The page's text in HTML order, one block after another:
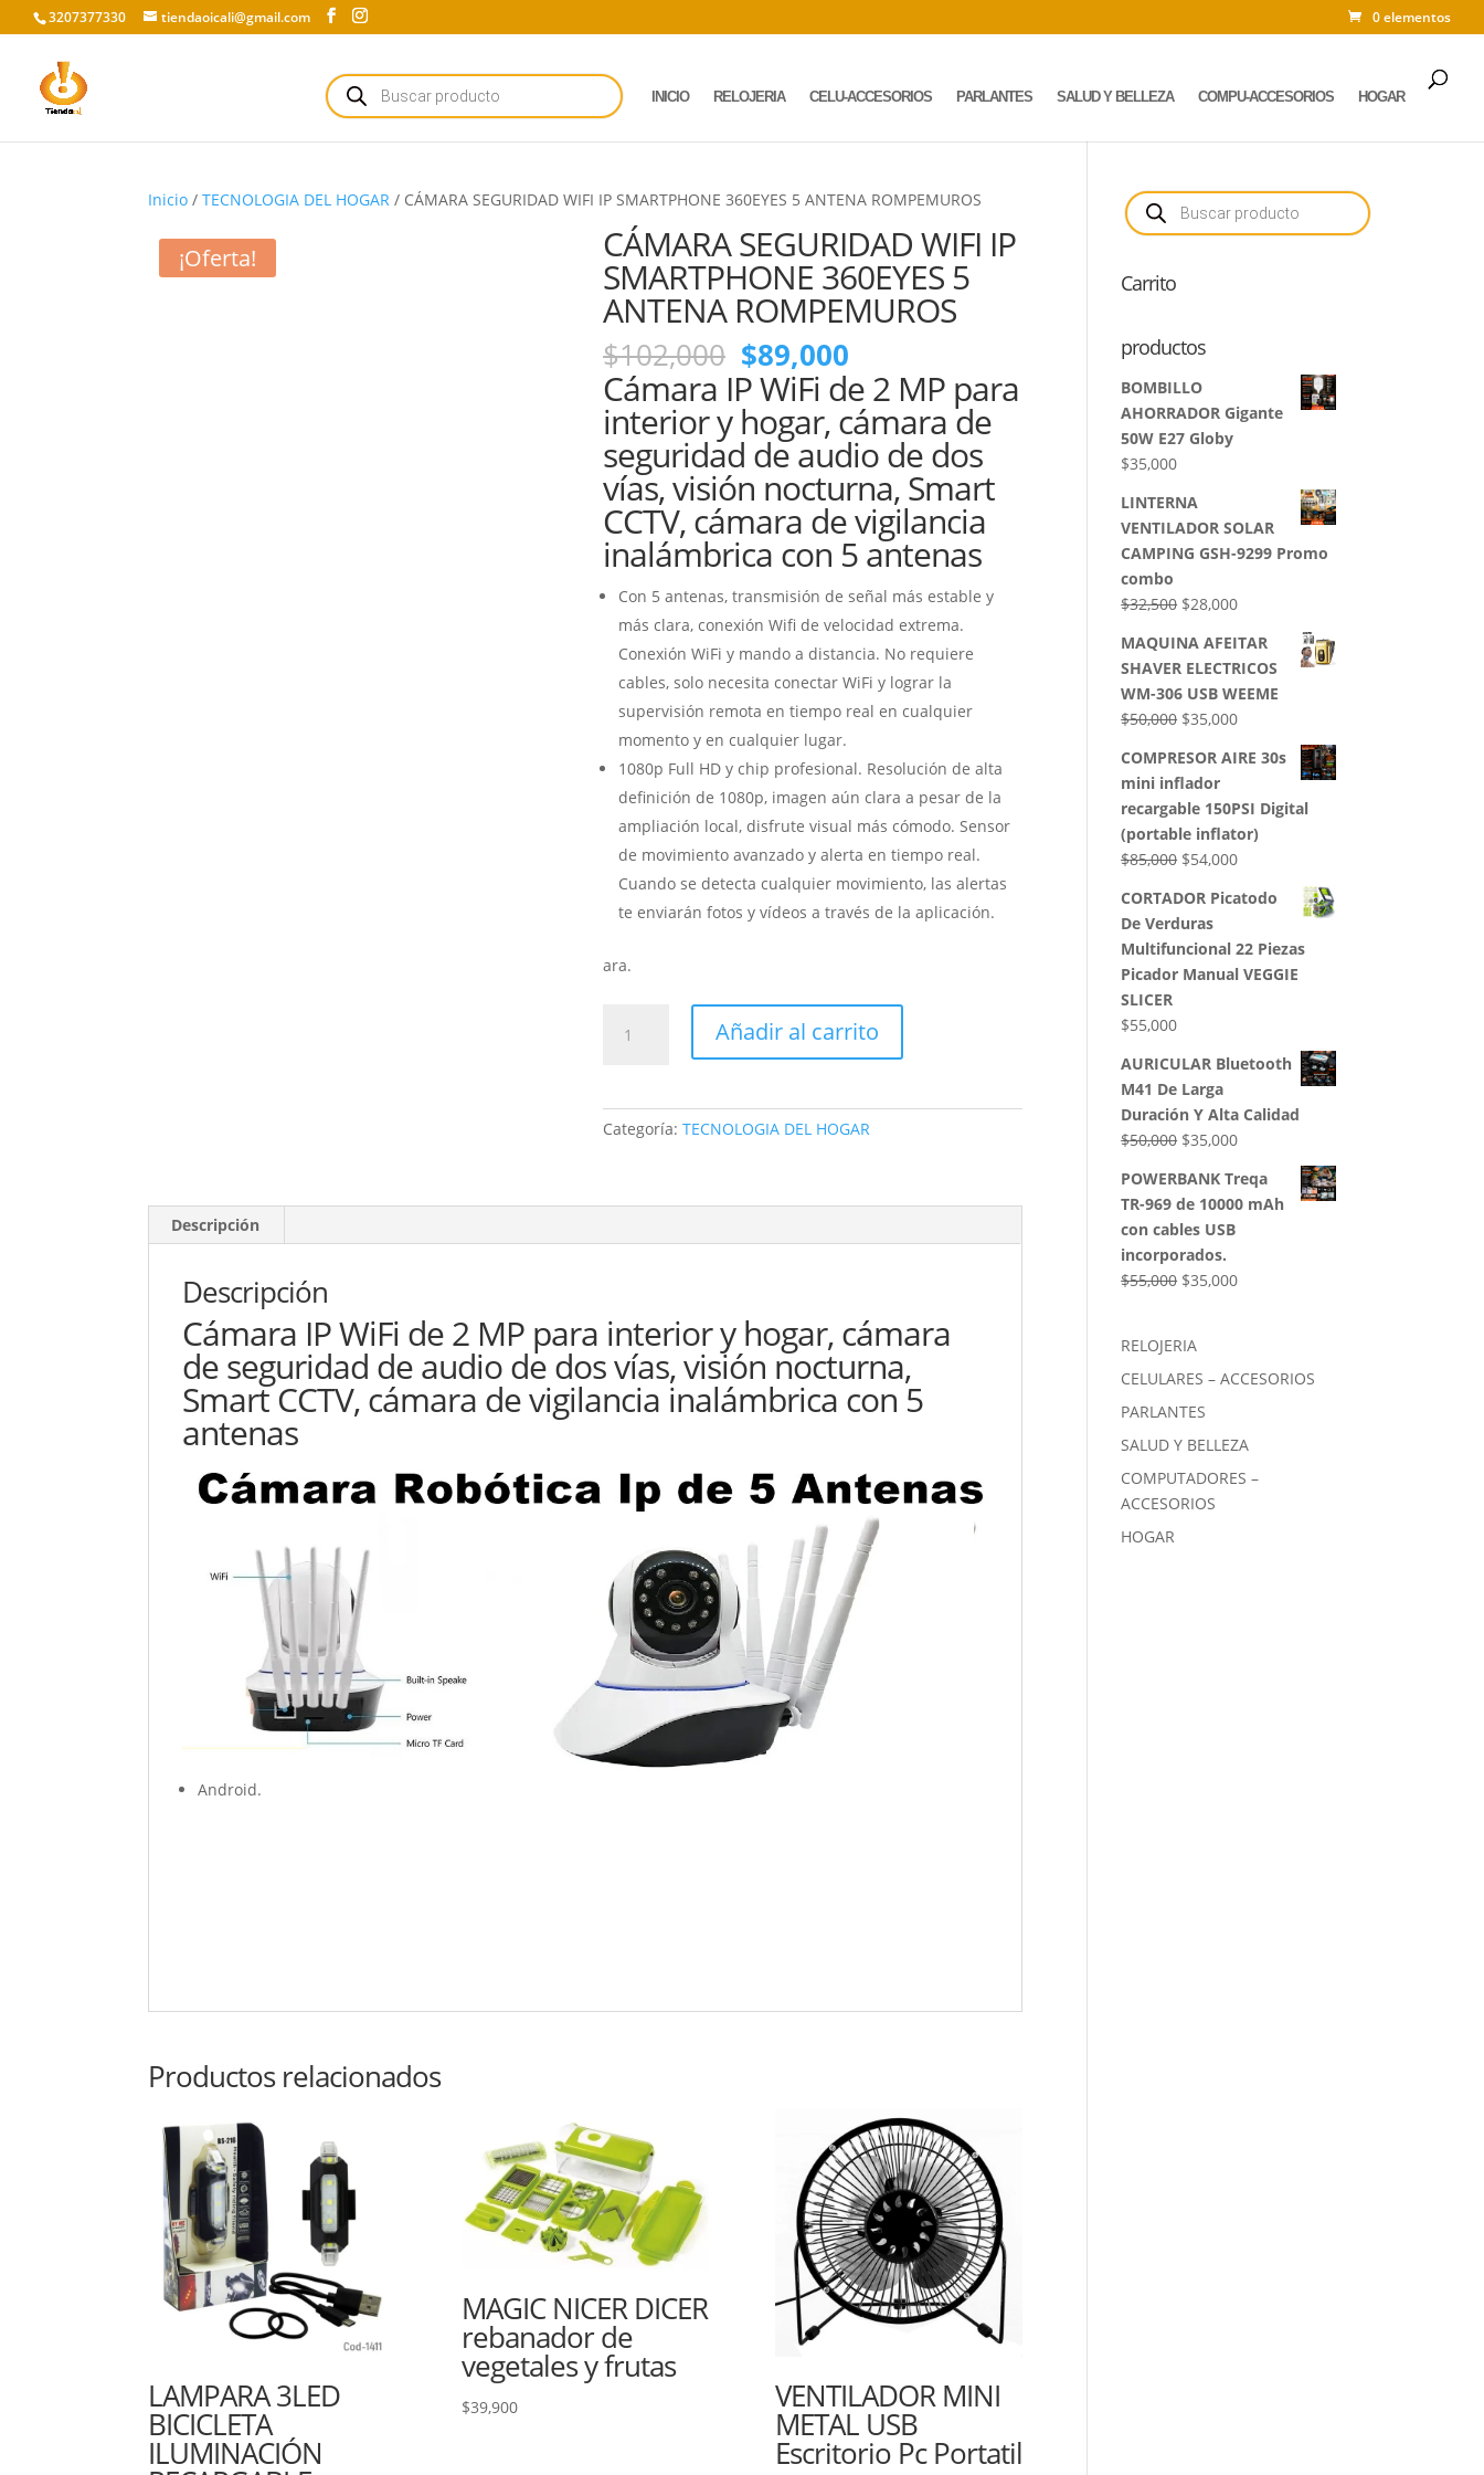
3207377330 tiendaoicali@gmail.com 0 elementos
Búsqueda
de
productos
INICIO RELOJERIA CELU-ACCESORIOS PARLANTES SALUD Y BELLEZA COMPU-ACCESORIOS HOGAR
Inicio /TECNOLOGIA DEL HOGAR / CÁMARA SEGURIDAD WIFI IP SMARTPHONE 360EYES 5 ANTENA ROMPEMUROS
¡Oferta! CÁMARA SEGURIDAD WIFI IP
SMARTPHONE 360EYES 5
ANTENA ROMPEMUROS
$102,000 El
precio
original
era:
$102,000.
$89,000
precio
actual
es:
$89,000.
Cámara IP WiFi de 2 MP para
interior y hogar, cámara de
seguridad de audio de dos
vías, visión nocturna, Smart
CCTV, cámara de vigilancia
inalámbrica con 5 antenas
Con 5 antenas, transmisión de señal más estable y
más clara, conexión Wifi de velocidad extrema.
Conexión WiFi y mando a distancia. No requiere
cables, solo necesita conectar WiFi y lograr la
supervisión remota en tiempo real en cualquier
momento y en cualquier lugar.
1080p Full HD y chip profesional. Resolución de alta
definición de 1080p, imagen aún clara a pesar de la
ampliación local, disfrute visual más cómodo. Sensor
de movimiento avanzado y alerta en tiempo real.
Cuando se detecta cualquier movimiento, las alertas
te enviarán fotos y vídeos a través de la aplicación.
ara.
SEGURIDAD
SMARTPHONE
360EYES
cantidad
Añadir al carrito
Categoría:TECNOLOGIA DEL HOGAR
Descripción
Descripción
Cámara IP WiFi de 2 MP para interior y hogar, cámara
de seguridad de audio de dos vías, visión nocturna,
Smart CCTV, cámara de vigilancia inalámbrica con 5
antenas
Android.
Productos relacionados
LAMPARA 3LED
BICICLETA
ILUMINACIÓN
MAGIC NICER DICER
rebanador de
vegetales y frutas
$39,900 VENTILADOR MINI
METAL USB
Escritorio Pc Portatil
Búsqueda
de
productos
Carrito
productos
BOMBILLO
AHORRADOR Gigante
50W E27 Globy
$35,000
LINTERNA
VENTILADOR SOLAR
CAMPING GSH-9299 Promo
combo
$32,500 El
original
era:
$32,500.
$28,000El
actual
es:
$28,000.
MAQUINA AFEITAR
SHAVER ELECTRICOS
WM-306 USB WEEME
$50,000 El
original
era:
$50,000.
$35,000El
actual
$35,000.
COMPRESOR AIRE 30s
mini inflador
recargable 150PSI Digital
(portable inflator)
$85,000 El
original
era:
$85,000.
$54,000El
actual
$54,000.
CORTADOR Picatodo
De Verduras
Multifuncional 22 Piezas
Picador Manual VEGGIE
SLICER
$55,000
AURICULAR Bluetooth
M41 De Larga
Duración Y Alta Calidad
$50,000 El
original
era:
$50,000.
$35,000El
actual
es:
POWERBANK Treqa
TR-969 de 10000 mAh
con cables USB
incorporados.
$55,000 El
era:
$55,000.
$35,000El
$35,000.
RELOJERIA
CELULARES – ACCESORIOS
PARLANTES
SALUD Y BELLEZA
COMPUTADORES –
ACCESORIOS
HOGAR